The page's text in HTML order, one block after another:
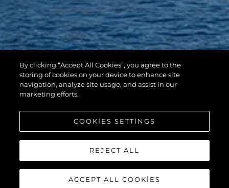
By clicking “Accept All Cookies”, you agree to the
storing of cookies on your device to enhance site
navigation, analyze site usage, and assist in our
marketing efforts.
COOKIES SETTINGS
REJECT ALL
ACCEPT ALL COOKIES